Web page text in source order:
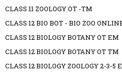
CLASS 11 ZOOLOGY OT -TM
CLASS 12 BIO BOT - BIO ZOO
CLASS 12 BIOLOGY BOTANY OT EM
CLASS 12 BIOLOGY BOTANY OT TM
CLASS 12 BIOLOGY ZOOLOGY 2-3-5